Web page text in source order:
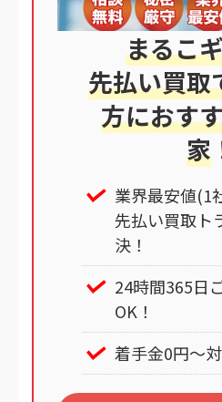
まるこ
先払い買取
方におす
家
業界最安値(1
先払い買取ト
決！
24時間365日
OK！
着手金0円～